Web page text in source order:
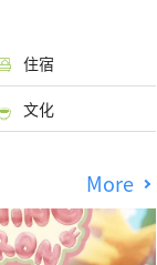
住宿
文化
More